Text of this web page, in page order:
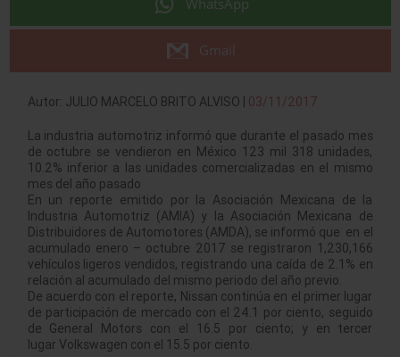
WhatsApp
Gmail
Autor: JULIO MARCELO BRITO ALVISO | 03/11/2017
La industria automotriz informó que durante el pasado mes
de octubre se vendieron en México 123 mil 318 unidades,
10.2% inferior a las unidades comercializadas en el mismo
mes del año pasado
En un reporte emitido por la Asociación Mexicana de la
Industria Automotriz (AMIA) y la Asociación Mexicana de
Distribuidores de Automotores (AMDA), se informó que en el
acumulado enero – octubre 2017 se registraron 1,230,166
vehículos ligeros vendidos, registrando una caída de 2.1% en
relación al acumulado del mismo periodo del año previo.
De acuerdo con el reporte, Nissan continúa en el primer lugar
de participación de mercado con el 24.1 por ciento, seguido
de General Motors con el 16.5 por ciento; y en tercer
lugar Volkswagen con el 15.5 por ciento.